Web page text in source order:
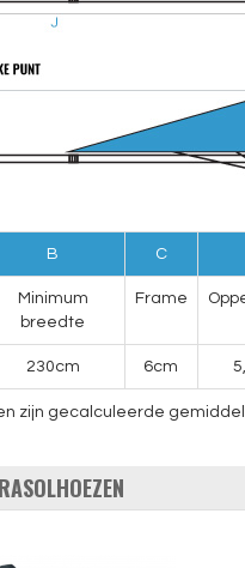
B C
Minimum
breedte
Frame
230cm 6cm
zijn gecalculeerde